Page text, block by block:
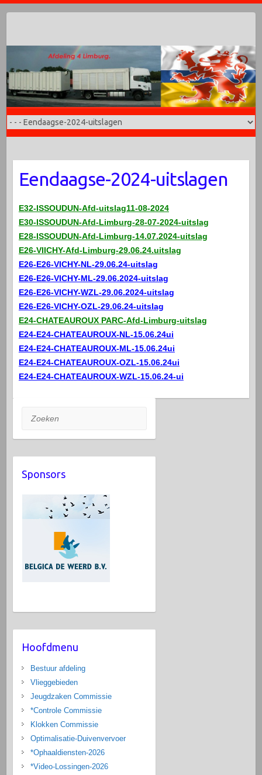
Eendaagse-2024-uitslagen
E32-ISSOUDUN-Afd-uitslag11-08-2024
E30-ISSOUDUN-Afd-Limburg-28-07-2024-uitslag
E28-ISSOUDUN-Afd-Limburg-14.07.2024-uitslag
E26-VIICHY-Afd-Limburg-29.06.24.uitslag
E26-E26-VICHY-NL-29.06.24-uitslag
E26-E26-VICHY-ML-29.06.2024-uitslag
E26-E26-VICHY-WZL-29.06.2024-uitslag
E26-E26-VICHY-OZL-29.06.24-uitslag
E24-CHATEAUROUX PARC-Afd-Limburg-uitslag
E24-E24-CHATEAUROUX-NL-15.06.24ui
E24-E24-CHATEAUROUX-ML-15.06.24ui
E24-E24-CHATEAUROUX-OZL-15.06.24ui
E24-E24-CHATEAUROUX-WZL-15.06.24-ui
Zoeken
Sponsors
Hoofdmenu
Bestuur afdeling
Vlieggebieden
Jeugdzaken Commissie
*Controle Commissie
Klokken Commissie
Optimalisatie-Duivenvervoer
*Ophaaldiensten-2026
*Video-Lossingen-2026